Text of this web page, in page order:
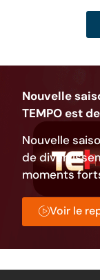
Nouvelle
TEMPO est
Nouvelle
de
moments
Voir le